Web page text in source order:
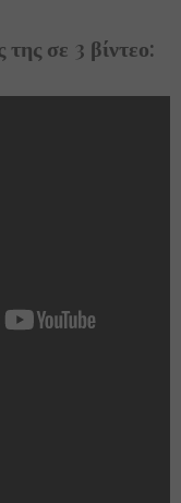
της σε 3 βίντεο: